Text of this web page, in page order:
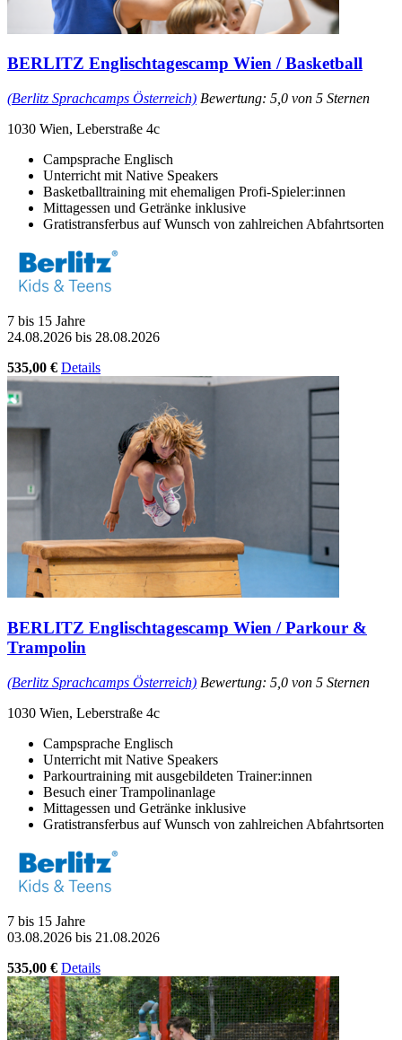
BERLITZ Englischtagescamp Wien / Basketball
(Berlitz Sprachcamps Österreich) Bewertung: 5,0 von 5 Sternen
1030 Wien, Leberstraße 4c
Campsprache Englisch
Unterricht mit Native Speakers
Basketballtraining mit ehemaligen Profi-Spieler:innen
Mittagessen und Getränke inklusive
Gratistransferbus auf Wunsch von zahlreichen Abfahrtsorten
7 bis 15 Jahre
24.08.2026 bis 28.08.2026
535,00 € Details
BERLITZ Englischtagescamp Wien / Parkour &
Trampolin
(Berlitz Sprachcamps Österreich) Bewertung: 5,0 von 5 Sternen
1030 Wien, Leberstraße 4c
Campsprache Englisch
Unterricht mit Native Speakers
Parkourtraining mit ausgebildeten Trainer:innen
Besuch einer Trampolinanlage
Mittagessen und Getränke inklusive
Gratistransferbus auf Wunsch von zahlreichen Abfahrtsorten
7 bis 15 Jahre
03.08.2026 bis 21.08.2026
535,00 € Details